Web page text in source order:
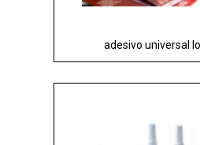
adesivo universal